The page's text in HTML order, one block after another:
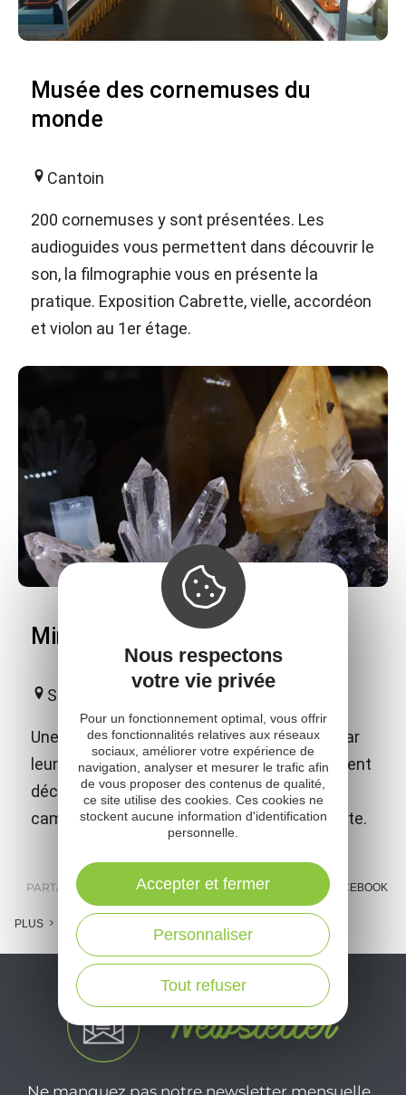
Musée des cornemuses du
monde
Cantoin
200 cornemuses y sont présentées. Les
audioguides vous permettent dans découvrir le
son, la filmographie vous en présente la
pratique. Exposition Cabrette, vielle, accordéon
et violon au 1er étage.
Minér'Aubrac
Saint-Amans-des-Côts
Une étonnante collection de minéraux qui par
leur beauté et leurs diversités vous emmènent
découvrir les trésors géologiques de nos
campagnes mais aussi ceux de notre planète.
PARTAGER : E-MAIL MESSENGER FACEBOOK
PLUS
Nous respectons
votre vie privée
Pour un fonctionnement optimal, vous offrir
des fonctionnalités relatives aux réseaux
sociaux, améliorer votre expérience de
navigation, analyser et mesurer le trafic afin
de vous proposer des contenus de qualité,
ce site utilise des cookies. Ces cookies ne
stockent aucune information d'identification
personnelle.
Tout refuser
Personnaliser
Accepter et fermer